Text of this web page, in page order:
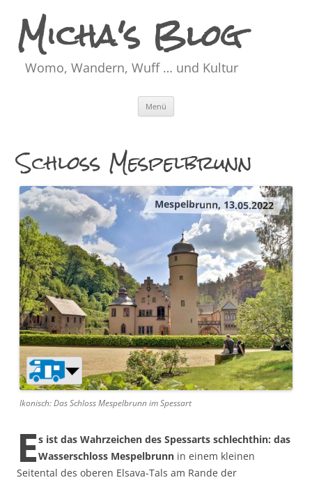
Micha's Blog
Womo, Wandern, Wuff … und Kultur
Menü
Schloss Mespelbrunn
Mespelbrunn, 13.05.2022
Ikonisch: Das Schloss Mespelbrunn im Spessart
Es ist das Wahrzeichen des Spessarts schlechthin: das
Wasserschloss Mespelbrunn in einem kleinen
Seitental des oberen Elsava-Tals am Rande der